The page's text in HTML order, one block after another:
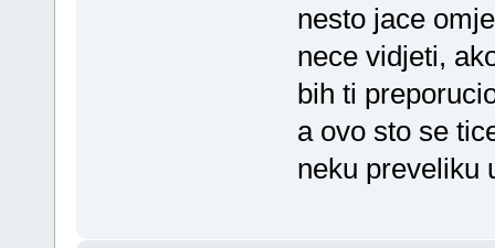
nesto jace
nece vidjeti,
bih ti
a ovo sto se
neku preveliku